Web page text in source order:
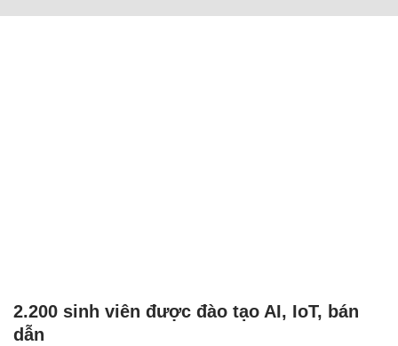
2.200 sinh viên được đào tạo AI, IoT, bán
dẫn